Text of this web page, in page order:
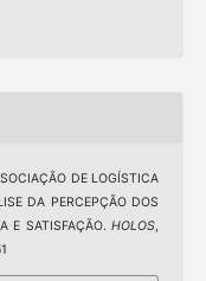
DE LOGÍSTICA
DA PERCEPÇÃO DOS
E SATISFAÇÃO.HOLOS,